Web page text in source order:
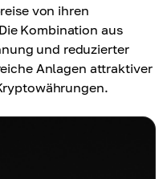
von ihren
Kombination aus
und reduzierter
Anlagen attraktiver